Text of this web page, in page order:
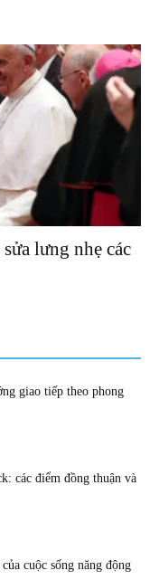
lưng nhẹ các
giao tiếp theo phong
các điểm đồng thuận và
cuộc sống năng động